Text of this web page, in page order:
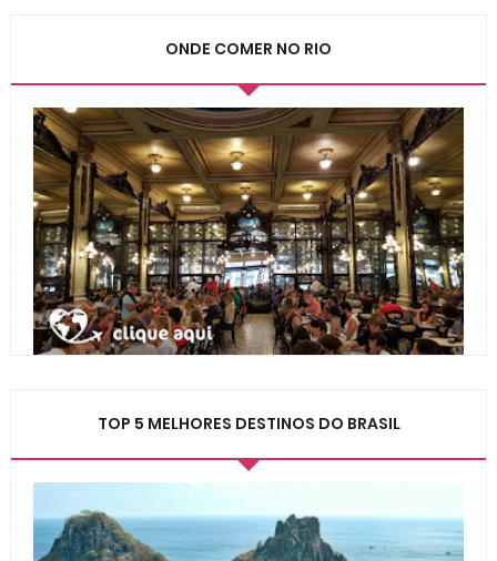
ONDE COMER NO RIO
TOP 5 MELHORES DESTINOS DO BRASIL